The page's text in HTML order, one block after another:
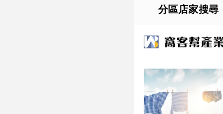
分區店家搜尋